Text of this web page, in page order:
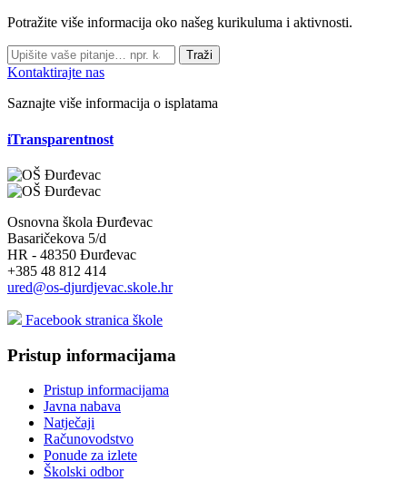
Potražite više informacija oko našeg kurikuluma i aktivnosti.
Traži
Kontaktirajte nas
Saznajte više informacija o isplatama
iTransparentnost
Osnovna škola Đurđevac
Basaričekova 5/d
HR - 48350 Đurđevac
+385 48 812 414
ured@os-djurdjevac.skole.hr
Facebook stranica škole
Pristup informacijama
Pristup informacijama
Javna nabava
Natječaji
Računovodstvo
Ponude za izlete
Školski odbor